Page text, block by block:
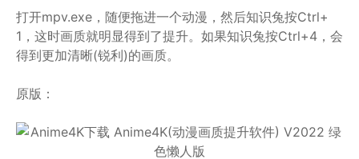
打开mpv.exe，随便拖进一个动漫，然后知识兔按Ctrl+
1，这时画质就明显得到了提升。如果知识兔按Ctrl+4，会
得到更加清晰(锐利)的画质。
原版：